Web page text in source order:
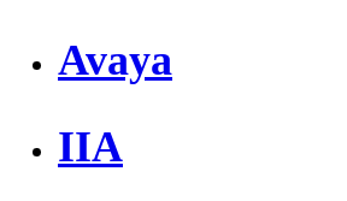
Avaya
IIA